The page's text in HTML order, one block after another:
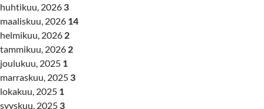
huhtikuu, 2026 3
maaliskuu, 2026 14
helmikuu, 2026 2
tammikuu, 2026 2
joulukuu, 2025 1
marraskuu, 2025 3
lokakuu, 2025 1
syyskuu, 2025 3